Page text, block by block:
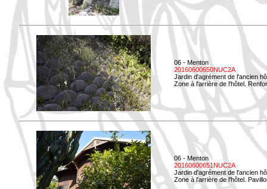
06 - Menton
20160600650NUC2A
Jardin d'agrément de l'ancien
Zone à l'arrière de l'hôtel.
06 - Menton
20160600651NUC2A
Jardin d'agrément de l'ancien
Zone à l'arrière de l'hôtel.